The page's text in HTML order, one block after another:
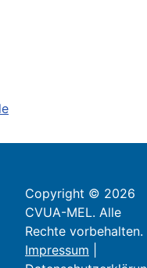
Copyright © 2026
CVUA-MEL. Alle
Rechte vorbehalten.
Impressum